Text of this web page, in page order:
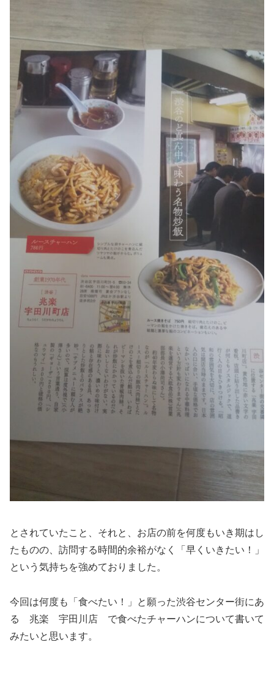
とされていたこと、それと、お店の前を何度もいき期はし
たものの、訪問する時間的余裕がなく「早くいきたい！」
という気持ちを強めておりました。
今回は何度も「食べたい！」と願った渋谷センター街にあ
る 兆楽 宇田川店 で食べたチャーハンについて書いて
みたいと思います。